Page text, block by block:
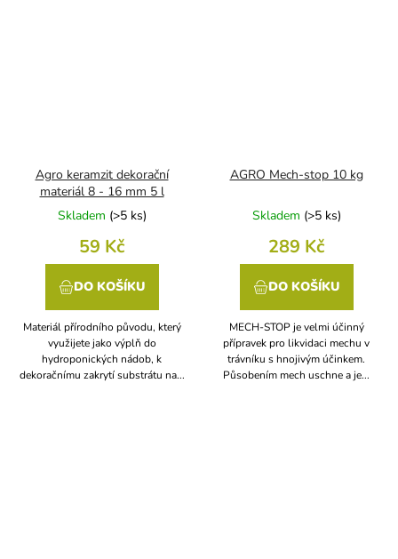
Agro keramzit dekorační
materiál 8 - 16 mm 5 l
Skladem (>5 ks)
59 Kč
DO KOŠÍKU
Materiál přírodního původu, který
využijete jako výplň do
hydroponických nádob, k
dekoračnímu zakrytí substrátu na...
AGRO Mech-stop 10 kg
Skladem (>5 ks)
289 Kč
DO KOŠÍKU
MECH-STOP je velmi účinný
přípravek pro likvidaci mechu v
trávníku s hnojivým účinkem.
Působením mech uschne a je...